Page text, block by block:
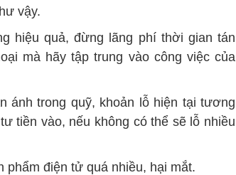
vậy.
hiệu quả, đừng lãng phí thời gian tán
mà hãy tập trung vào công việc của
ánh trong quỹ, khoản lỗ hiện tại tương
tiền vào, nếu không có thể sẽ lỗ nhiều
phẩm điện tử quá nhiều, hại mắt.